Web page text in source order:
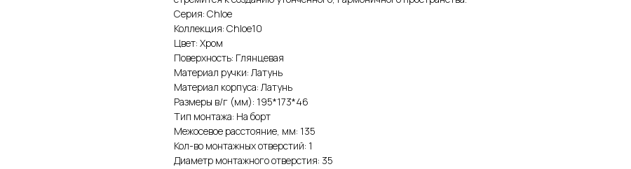
Серия: Chloe
Коллекция: Chloe10
Цвет: Хром
Поверхность: Глянцевая
Материал ручки: Латунь
Материал корпуса: Латунь
Размеры в/г (мм): 195*173*46
Тип монтажа: На борт
Межосевое расстояние, мм: 135
Кол-во монтажных отверстий: 1
Диаметр монтажного отверстия: 35